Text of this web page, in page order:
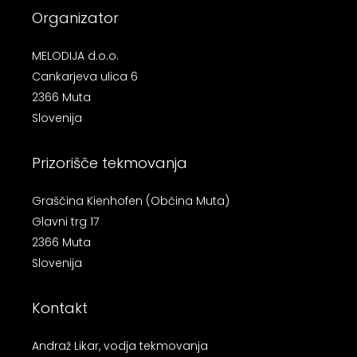
Organizator
MELODIJA d.o.o.
Cankarjeva ulica 6
2366 Muta
Slovenija
Prizorišče tekmovanja
Graščina Kienhofen (Občina Muta)
Glavni trg 17
2366 Muta
Slovenija
Kontakt
Andraž Likar, vodja tekmovanja